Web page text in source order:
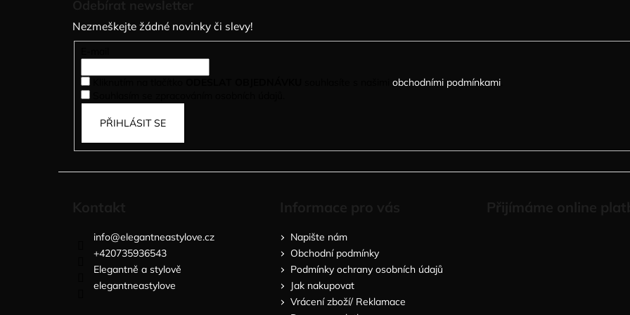
Nezmeškejte žádné novinky či slevy!
obchodními podmínkami.
PŘIHLÁSIT SE
info@elegantneastylove.cz
+420735936543
Elegantně a stylově
elegantneastylove
Napište nám
Obchodní podmínky
Podmínky ochrany osobních údajů
Jak nakupovat
Vrácení zboží/ Reklamace